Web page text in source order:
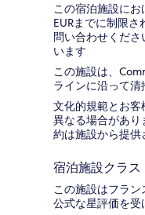
この宿泊施設に
EURまでに制限
問い合わせくだ
います
この施設は、
ラインに沿って清
文化的規範とお
異なる場合があ
約は施設から提供
宿泊施設クラス
この施設はフラン
公式な星評価を受